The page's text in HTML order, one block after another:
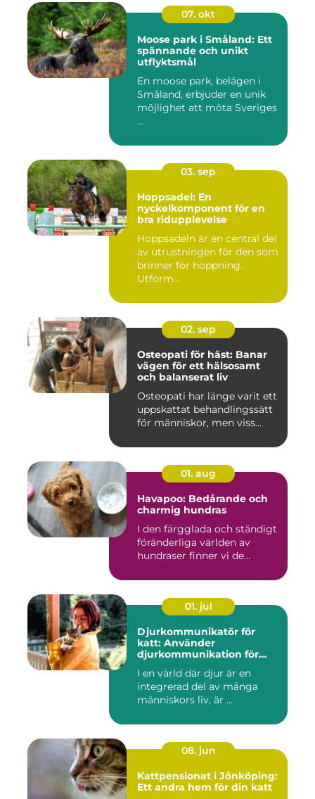
07. okt
Moose park i Småland: Ett
spännande och unikt
utflyktsmål
En moose park, belägen i
Småland, erbjuder en unik
möjlighet att möta Sveriges
...
03. sep
Hoppsadel: En
nyckelkomponent för en
bra ridupplevelse
Hoppsadeln är en central del
av utrustningen för den som
brinner för hoppning.
Utform...
02. sep
Osteopati för häst: Banar
vägen för ett hälsosamt
och balanserat liv
Osteopati har länge varit ett
uppskattat behandlingssätt
för människor, men viss...
01. aug
Havapoo: Bedårande och
charmig hundras
I den färgglada och ständigt
föränderliga världen av
hundraser finner vi de...
01. jul
Djurkommunikatör för
katt: Använder
djurkommunikation för
I en värld där djur är en
integrerad del av många
människors liv, är ...
08. jun
Kattpensionat i Jönköping:
Ett andra hem för din katt